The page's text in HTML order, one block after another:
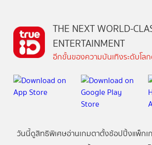
THE NEXT WORLD-
ENTERTAINMENT
อีกขั้นของความบันเทิงระดับโล
วันนี้ดูสิทธิพิเศษอ่านเกมตาตั้งช้อปปิ้งแพ็กเ